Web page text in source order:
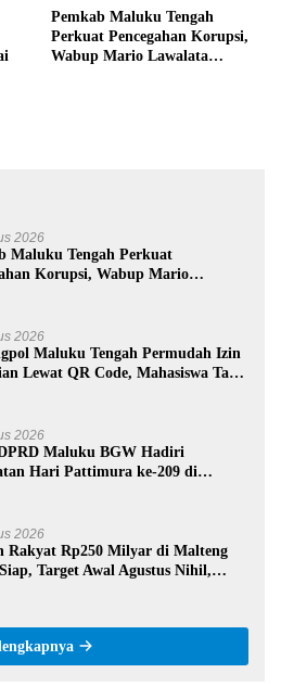
Pemkab Maluku Tengah
Perkuat Pencegahan Korupsi,
Wabup Mario Lawalata
2026
Maluku Tengah Perkuat
Korupsi, Wabup Mario
2026
Maluku Tengah Permudah Izin
Lewat QR Code, Mahasiswa Tak
2026
Maluku BGW Hadiri
Hari Pattimura ke-209 di
2026
Rakyat Rp250 Milyar di Malteng
Target Awal Agustus Nihil,